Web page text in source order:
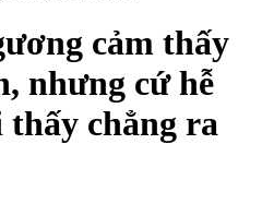
cảm thấy
nhưng cứ hễ
chẳng ra